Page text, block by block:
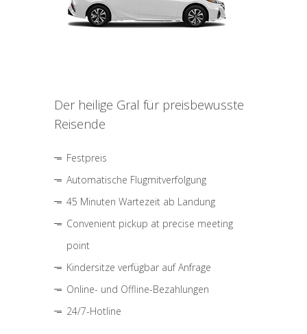
Der heilige Gral für preisbewusste
Reisende
Festpreis
Automatische Flugmitverfolgung
45 Minuten Wartezeit ab Landung
Convenient pickup at precise meeting
point
Kindersitze verfügbar auf Anfrage
Online- und Offline-Bezahlungen
24/7-Hotline